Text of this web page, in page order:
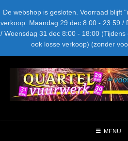
De webshop is gesloten. Voorraad blijft
verkoop. Maandag 29 dec 8:00 - 23:59 /
/ Woensdag 31 dec 8:00 - 18:00
ook losse verkoop) (zonder
naar
inhoud
LEVERANCIERS TYPE AANBIEDINGEN
NIEUW DIT JAAR
MENU